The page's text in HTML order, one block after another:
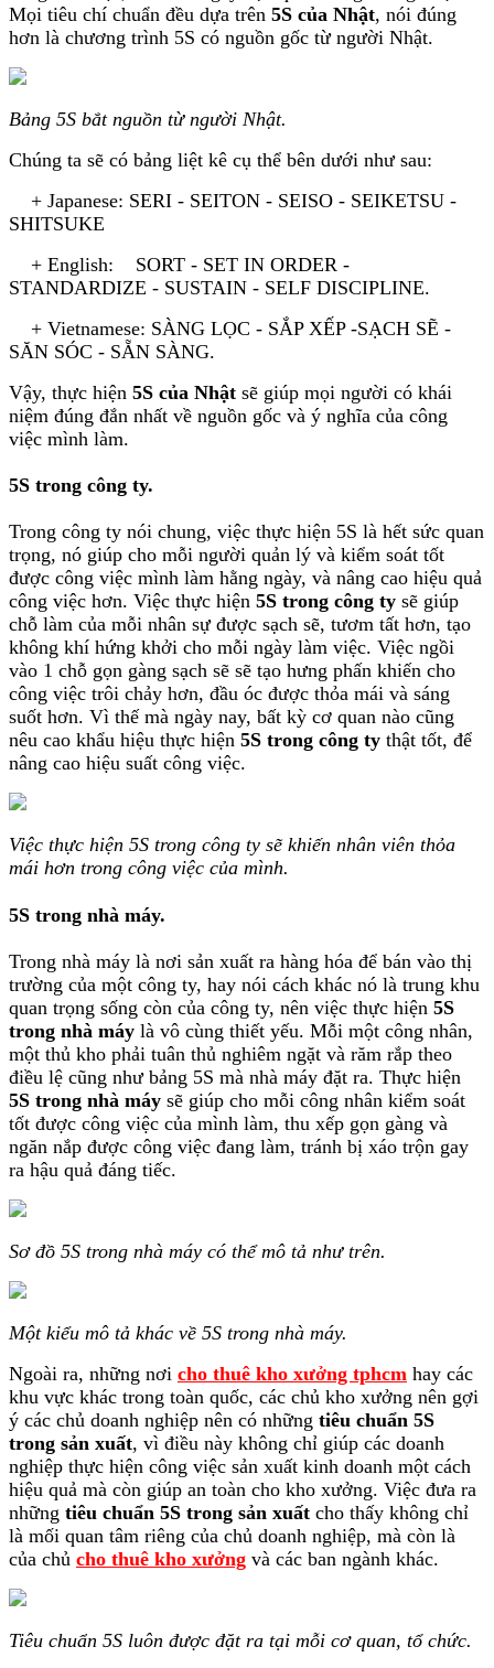
Mọi tiêu chí chuẩn đều dựa trên 5S của Nhật, nói đúng
hơn là chương trình 5S có nguồn gốc từ người Nhật.
Bảng 5S bắt nguồn từ người Nhật.
Chúng ta sẽ có bảng liệt kê cụ thể bên dưới như sau:
+ Japanese: SERI - SEITON - SEISO - SEIKETSU -
SHITSUKE
+ English: SORT - SET IN ORDER -
STANDARDIZE - SUSTAIN - SELF DISCIPLINE.
+ Vietnamese: SÀNG LỌC - SẮP XẾP -SẠCH SẼ -
SĂN SÓC - SẴN SÀNG.
Vậy, thực hiện 5S của Nhật sẽ giúp mọi người có khái
niệm đúng đắn nhất về nguồn gốc và ý nghĩa của công
việc mình làm.
5S trong công ty.
Trong công ty nói chung, việc thực hiện 5S là hết sức quan
trọng, nó giúp cho mỗi người quản lý và kiểm soát tốt
được công việc mình làm hằng ngày, và nâng cao hiệu quả
công việc hơn. Việc thực hiện 5S trong công ty sẽ giúp
chỗ làm của mỗi nhân sự được sạch sẽ, tươm tất hơn, tạo
không khí hứng khởi cho mỗi ngày làm việc. Việc ngồi
vào 1 chỗ gọn gàng sạch sẽ sẽ tạo hưng phấn khiến cho
công việc trôi chảy hơn, đầu óc được thỏa mái và sáng
suốt hơn. Vì thế mà ngày nay, bất kỳ cơ quan nào cũng
nêu cao khẩu hiệu thực hiện 5S trong công ty thật tốt, để
nâng cao hiệu suất công việc.
Việc thực hiện 5S trong công ty sẽ khiến nhân viên thỏa
mái hơn trong công việc của mình.
5S trong nhà máy.
Trong nhà máy là nơi sản xuất ra hàng hóa để bán vào thị
trường của một công ty, hay nói cách khác nó là trung khu
quan trọng sống còn của công ty, nên việc thực hiện 5S
trong nhà máy là vô cùng thiết yếu. Mỗi một công nhân,
một thủ kho phải tuân thủ nghiêm ngặt và răm rắp theo
điều lệ cũng như bảng 5S mà nhà máy đặt ra. Thực hiện
5S trong nhà máy sẽ giúp cho mỗi công nhân kiểm soát
tốt được công việc của mình làm, thu xếp gọn gàng và
ngăn nắp được công việc đang làm, tránh bị xáo trộn gay
ra hậu quả đáng tiếc.
Sơ đồ 5S trong nhà máy có thể mô tả như trên.
Một kiểu mô tả khác về 5S trong nhà máy.
Ngoài ra, những nơi cho thuê kho xưởng tphcm hay các
khu vực khác trong toàn quốc, các chủ kho xưởng nên gợi
ý các chủ doanh nghiệp nên có những tiêu chuẩn 5S
trong sản xuất, vì điều này không chỉ giúp các doanh
nghiệp thực hiện công việc sản xuất kinh doanh một cách
hiệu quả mà còn giúp an toàn cho kho xưởng. Việc đưa ra
những tiêu chuẩn 5S trong sản xuất cho thấy không chỉ
là mối quan tâm riêng của chủ doanh nghiệp, mà còn là
của chủ cho thuê kho xưởng và các ban ngành khác.
Tiêu chuẩn 5S luôn được đặt ra tại mỗi cơ quan, tổ chức.